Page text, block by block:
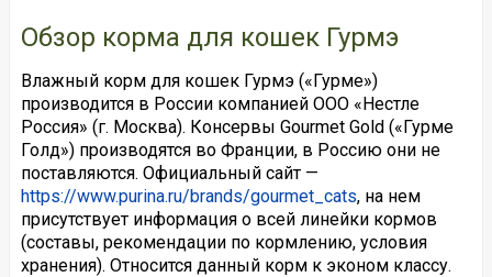
Обзор корма для кошек Гурмэ
Влажный корм для кошек Гурмэ («Гурме»)
производится в России компанией ООО «Нестле
Россия» (г. Москва). Консервы Gourmet Gold («Гурме
Голд») производятся во Франции, в Россию они не
поставляются. Официальный сайт —
https://www.purina.ru/brands/gourmet_cats, на нем
присутствует информация о всей линейки кормов
(составы, рекомендации по кормлению, условия
хранения). Относится данный корм к эконом классу.